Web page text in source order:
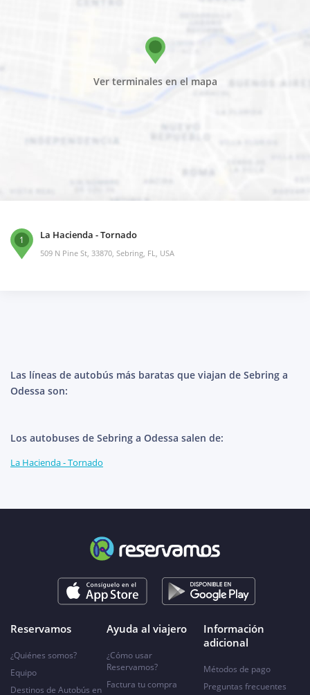
Ver terminales en el mapa
1 La Hacienda - Tornado
509 N Pine St, 33870, Sebring, FL, USA
Las líneas de autobús más baratas que viajan de Sebring a
Odessa son:
Los autobuses de Sebring a Odessa salen de:
La Hacienda - Tornado
Reservamos
¿Quiénes somos?
Equipo
Destinos de Autobús en
Ayuda al viajero
¿Cómo usar
Reservamos?
Factura tu compra
Información
adicional
Métodos de pago
Preguntas frecuentes